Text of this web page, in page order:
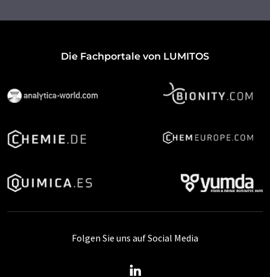
Die Fachportale von LUMITOS
Folgen Sie uns auf Social Media